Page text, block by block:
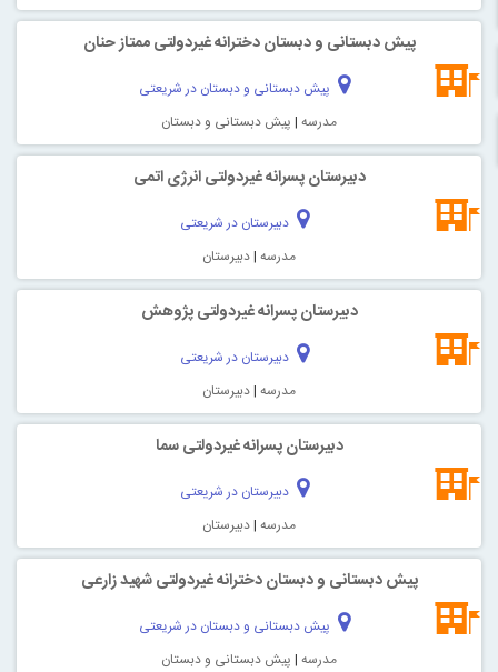
پیش دبستانی و دبستان دخترانه غیردولتی ممتاز حنان
پیش دبستانی و دبستان در شریعتی
مدرسه | پیش دبستانی و دبستان
دبیرستان پسرانه غیردولتی انرژی اتمی
دبیرستان در شریعتی
مدرسه |دبیرستان
دبیرستان پسرانه غیردولتی پژوهش
دبیرستان در شریعتی
مدرسه |دبیرستان
دبیرستان پسرانه غیردولتی سما
دبیرستان در شریعتی
مدرسه |دبیرستان
پیش دبستانی و دبستان دخترانه غیردولتی شهید زارعی
پیش دبستانی و دبستان در شریعتی
مدرسه | پیش دبستانی و دبستان